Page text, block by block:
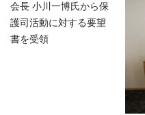
会長 小川一博氏から保
護司活動に対する要望
書を受領